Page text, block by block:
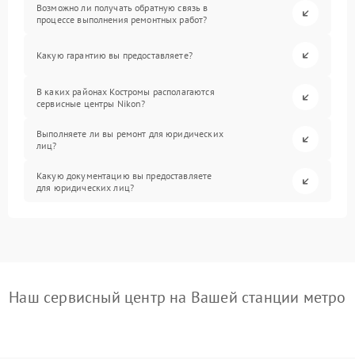
Возможно ли получать обратную связь в
процессе выполнения ремонтных работ?
Какую гарантию вы предоставляете?
В каких районах Костромы располагаются
сервисные центры Nikon?
Выполняете ли вы ремонт для юридических
лиц?
Какую документацию вы предоставляете
для юридических лиц?
Наш сервисный центр на Вашей станции метро